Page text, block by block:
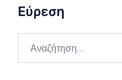
Εύρεση
για: